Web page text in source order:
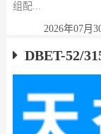
组配...
2026年07月
DBET-52/315G24K4M 升